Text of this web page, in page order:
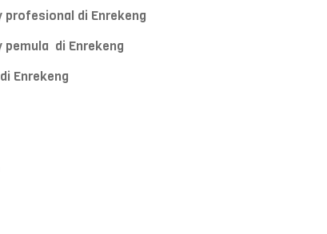
profesional di Enrekeng
pemula di Enrekeng
Enrekeng